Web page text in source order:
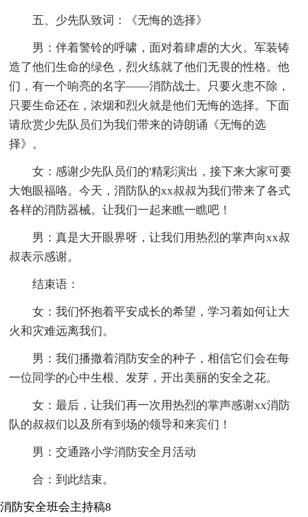
五、少先队致词：《无悔的选择》
男：伴着警铃的呼啸，面对着肆虐的大火。军装铸
造了他们生命的绿色，烈火练就了他们无畏的性格。他
们，有一个响亮的名字——消防战士。只要火患不除，
只要生命还在，浓烟和烈火就是他们无悔的选择。下面
请欣赏少先队员们为我们带来的诗朗诵《无悔的选
择》。
女：感谢少先队员们的'精彩演出，接下来大家可要
大饱眼福咯。今天，消防队的xx叔叔为我们带来了各式
各样的消防器械。让我们一起来瞧一瞧吧！
男：真是大开眼界呀，让我们用热烈的掌声向xx叔
叔表示感谢。
结束语：
女：我们怀抱着平安成长的希望，学习着如何让大
火和灾难远离我们。
男：我们播撒着消防安全的种子，相信它们会在每
一位同学的心中生根、发芽，开出美丽的安全之花。
女：最后，让我们再一次用热烈的掌声感谢xx消防
队的叔叔们以及所有到场的领导和来宾们！
男：交通路小学消防安全月活动
合：到此结束。
消防安全班会主持稿8